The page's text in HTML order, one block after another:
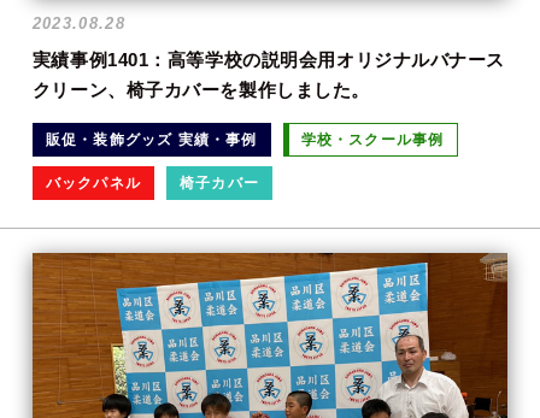
2023.08.28
実績事例1401：高等学校の説明会用オリジナルバナース
クリーン、椅子カバーを製作しました。
販促・装飾グッズ 実績・事例 学校・スクール事例
バックパネル 椅子カバー